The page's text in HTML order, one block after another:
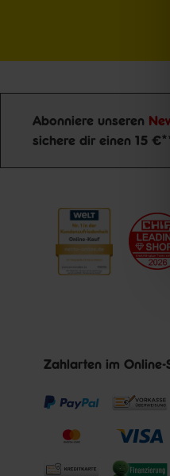
Newsletter
Abonniere unseren
sichere dir einen 15
Zahlarten im Online-